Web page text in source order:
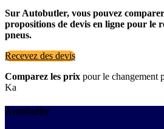
Sur Autobutler, vous pouvez
propositions de devis en ligne pour le
pneus.
Recevez des devis
Comparez les prix pour le changement
Ka
Autobutler